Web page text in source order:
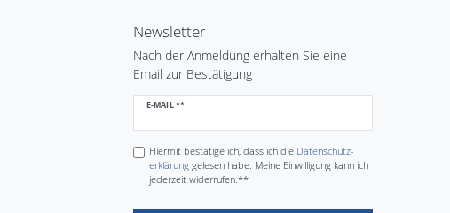
Newsletter
Nach der Anmeldung erhalten Sie eine
Email zur Bestätigung
E-MAIL **
Newsletter
Hiermit bestätige ich, dass ich die Daten­schutz­
erklärunggelesen habe. Meine Einwilligung kann ich
jederzeit widerrufen.**